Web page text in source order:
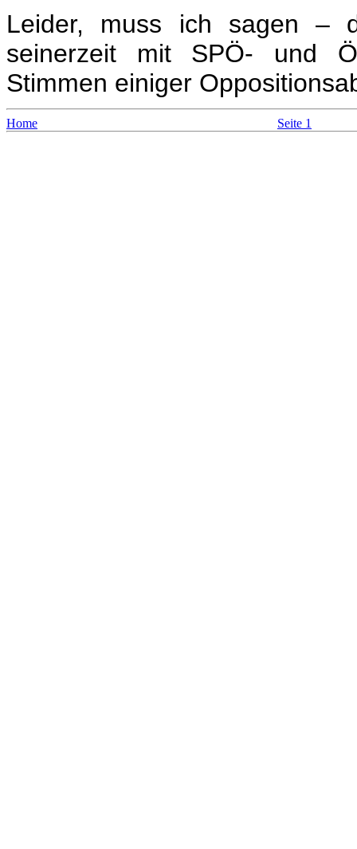
Leider, muss ich sagen –
seinerzeit mit SPÖ- und
Stimmen einiger
Home Seite 1